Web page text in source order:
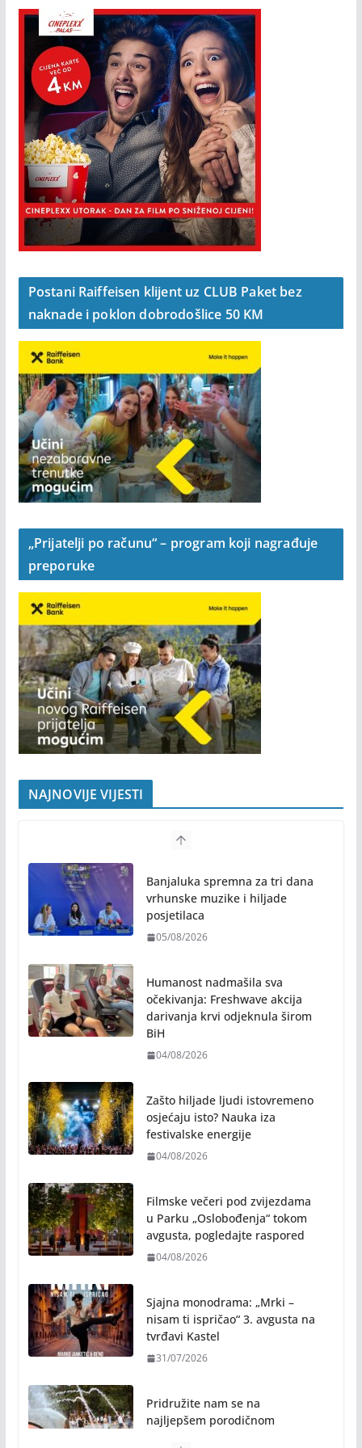
Postani Raiffeisen klijent uz CLUB Paket bez
naknade i poklon dobrodošlice 50 KM
„Prijatelji po računu“ – program koji nagrađuje
preporuke
NAJNOVIJE VIJESTI
Banjaluka spremna za tri dana
vrhunske muzike i hiljade
posjetilaca
05/08/2026
Humanost nadmašila sva
očekivanja: Freshwave akcija
darivanja krvi odjeknula širom
BiH
04/08/2026
Zašto hiljade ljudi istovremeno
osjećaju isto? Nauka iza
festivalske energije
04/08/2026
Filmske večeri pod zvijezdama
u Parku „Oslobođenja“ tokom
avgusta, pogledajte raspored
04/08/2026
Sjajna monodrama: „Mrki –
nisam ti ispričao“ 3. avgusta na
tvrđavi Kastel
31/07/2026
Pridružite nam se na
najljepšem porodičnom